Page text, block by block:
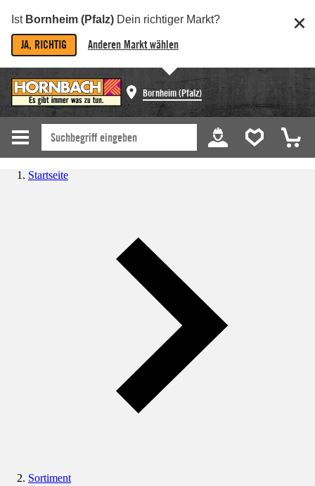
Ist Bornheim (Pfalz) Dein richtiger Markt?
JA, RICHTIG Anderen Markt wählen
Bornheim (Pfalz)
Startseite
Sortiment